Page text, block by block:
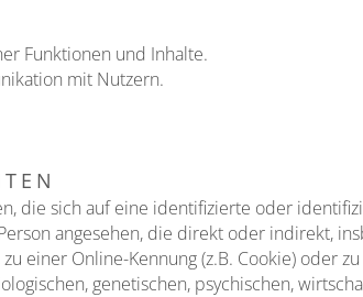
Funktionen und Inhalte.
mit Nutzern.
die sich auf eine identifizierte oder
angesehen, die direkt oder indirekt,
einer Online-Kennung (z.B. Cookie)
genetischen, psychischen,